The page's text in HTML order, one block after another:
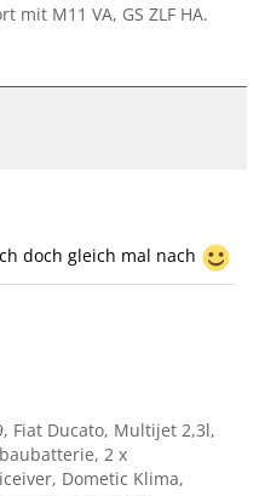
mit M11 VA, GS ZLF HA.
doch gleich mal nach
Fiat Ducato, Multijet 2,3l,
2 x
Dometic Klima,